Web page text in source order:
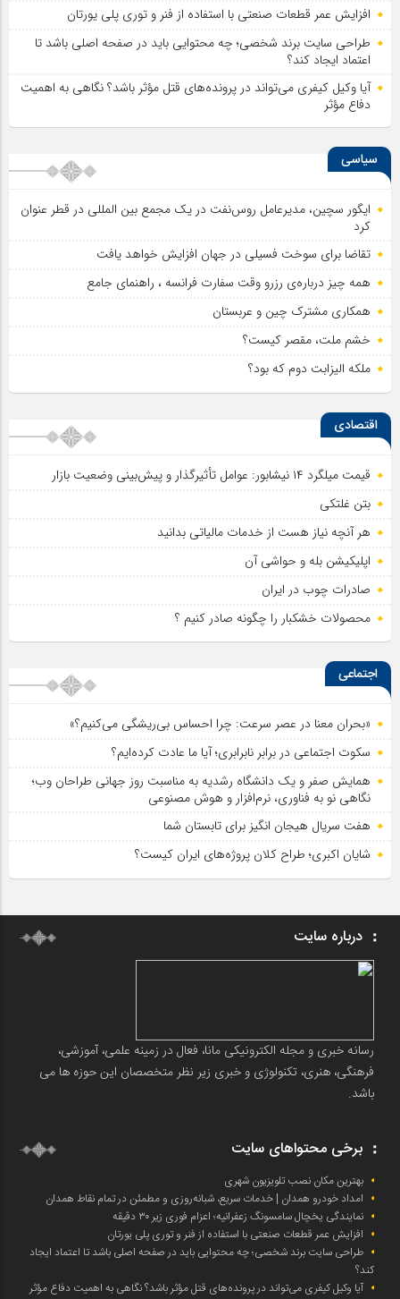
افزایش عمر قطعات صنعتی با استفاده از فنر و توری پلی یورتان
طراحی سایت برند شخصی؛ چه محتوایی باید در صفحه اصلی باشد تا
اعتماد ایجاد کند؟
آیا وکیل کیفری می‌تواند در پرونده‌های قتل مؤثر باشد؟ نگاهی به اهمیت
دفاع مؤثر
سیاسی
ایگور سچین، مدیرعامل روس‌نفت در یک مجمع بین المللی در قطر عنوان
کرد
تقاضا برای سوخت فسیلی در جهان افزایش خواهد یافت
همه چیز درباره‌ی رزرو وقت سفارت فرانسه ، راهنمای جامع
همکاری مشترک چین و عربستان
خشم ملت، مقصر کیست؟
ملکه الیزابت دوم که بود؟
اقتصادی
قیمت میلگرد ۱۴ نیشابور: عوامل تأثیرگذار و پیش‌بینی وضعیت بازار
بتن غلتکی
هر آنچه نیاز هست از خدمات مالیاتی بدانید
اپلیکیشن بله و حواشی آن
صادرات چوب در ایران
محصولات خشکبار را چگونه صادر کنیم ؟
اجتماعی
«بحران معنا در عصر سرعت: چرا احساس بی‌ریشگی می‌کنیم؟»
سکوت اجتماعی در برابر نابرابری؛ آیا ما عادت کرده‌ایم؟
همایش صفر و یک دانشگاه رشدیه به مناسبت روز جهانی طراحان وب؛
نگاهی نو به فناوری، نرم‌افزار و هوش مصنوعی
هفت سریال هیجان انگیز برای تابستان شما
شایان اکبری؛ طراح کلان پروژه‌های ایران کیست؟
درباره سایت
رسانه خبری و مجله الکترونیکی مانا، فعال در زمینه علمی، آموزشی،
فرهنگی، هنری، تکنولوژی و خبری زیر نظر متخصصان این حوزه ها می
باشد.
برخی محتواهای سایت
بهترین مکان نصب تلویزیون شهری
امداد خودرو همدان | خدمات سریع، شبانه‌روزی و مطمئن در تمام نقاط همدان
نمایندگی یخچال سامسونگ زعفرانیه؛ اعزام فوری زیر ۳۰ دقیقه
افزایش عمر قطعات صنعتی با استفاده از فنر و توری پلی یورتان
طراحی سایت برند شخصی؛ چه محتوایی باید در صفحه اصلی باشد تا اعتماد ایجاد
کند؟
آیا وکیل کیفری می‌تواند در پرونده‌های قتل مؤثر باشد؟ نگاهی به اهمیت دفاع مؤثر